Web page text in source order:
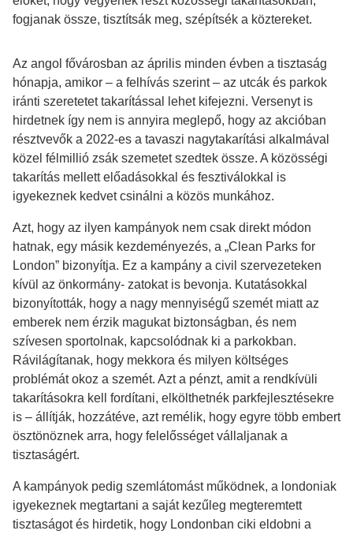
fogjanak össze, tisztítsák meg, szépítsék a köztereket.
Az angol fővárosban az április minden évben a tisztaság
hónapja, amikor – a felhívás szerint – az utcák és parkok
iránti szeretetet takarítással lehet kifejezni. Versenyt is
hirdetnek így nem is annyira meglepő, hogy az akcióban
résztvevők a 2022-es a tavaszi nagytakarítási alkalmával
közel félmillió zsák szemetet szedtek össze. A közösségi
takarítás mellett előadásokkal és fesztiválokkal is
igyekeznek kedvet csinálni a közös munkához.
Azt, hogy az ilyen kampányok nem csak direkt módon
hatnak, egy másik kezdeményezés, a „Clean Parks for
London” bizonyítja. Ez a kampány a civil szervezeteken
kívül az önkormány- zatokat is bevonja. Kutatásokkal
bizonyították, hogy a nagy mennyiségű szemét miatt az
emberek nem érzik magukat biztonságban, és nem
szívesen sportolnak, kapcsolódnak ki a parkokban.
Rávilágítanak, hogy mekkora és milyen költséges
problémát okoz a szemét. Azt a pénzt, amit a rendkívüli
takarításokra kell fordítani, elkölthetnék parkfejlesztésekre
is – állítják, hozzátéve, azt remélik, hogy egyre több embert
ösztönöznek arra, hogy felelősséget vállaljanak a
tisztaságért.
A kampányok pedig szemlátomást működnek, a londoniak
igyekeznek megtartani a saját kezűleg megteremtett
tisztaságot és hirdetik, hogy Londonban ciki eldobni a